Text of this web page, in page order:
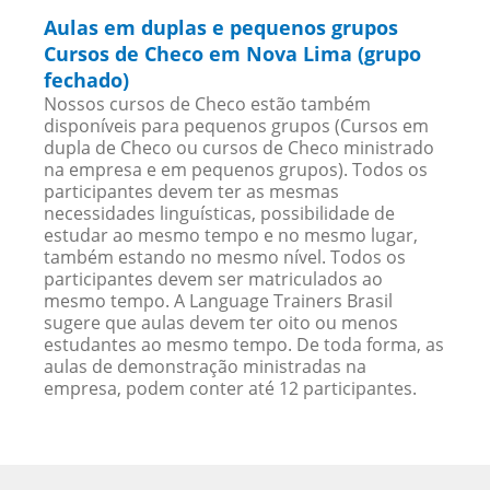
Aulas em duplas e pequenos grupos
Cursos de Checo em Nova Lima (grupo
fechado)
Nossos cursos de Checo estão também
disponíveis para pequenos grupos (Cursos em
dupla de Checo ou cursos de Checo ministrado
na empresa e em pequenos grupos). Todos os
participantes devem ter as mesmas
necessidades linguísticas, possibilidade de
estudar ao mesmo tempo e no mesmo lugar,
também estando no mesmo nível. Todos os
participantes devem ser matriculados ao
mesmo tempo. A Language Trainers Brasil
sugere que aulas devem ter oito ou menos
estudantes ao mesmo tempo. De toda forma, as
aulas de demonstração ministradas na
empresa, podem conter até 12 participantes.